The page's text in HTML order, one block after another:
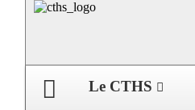
Le CTHS